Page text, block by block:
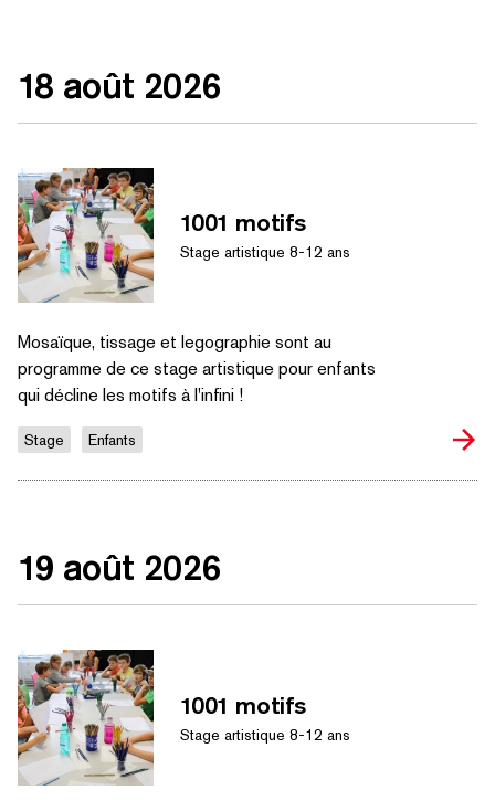
18 août 2026
1001 motifs
Stage artistique 8-12 ans
Mosaïque, tissage et legographie sont au
programme de ce stage artistique pour enfants
qui décline les motifs à l'infini !
Stage Enfants
19 août 2026
1001 motifs
Stage artistique 8-12 ans